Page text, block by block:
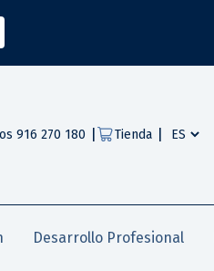
916 270 180 Tienda
Desarrollo Profesional